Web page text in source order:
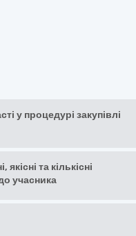
у процедурі закупівлі
та кількісні
учасника